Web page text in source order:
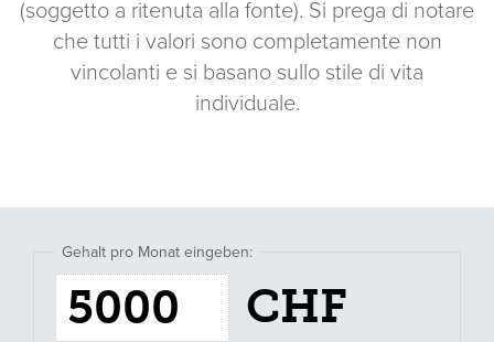
(soggetto a ritenuta alla fonte). Si prega di notare
che tutti i valori sono completamente non
vincolanti e si basano sullo stile di vita
individuale.
Reddito
mensile
CHF